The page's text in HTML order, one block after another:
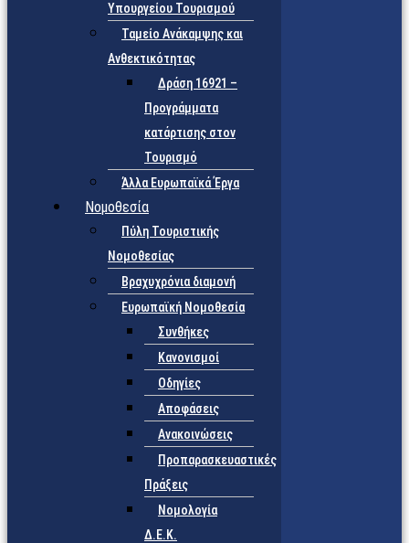
Υπουργείου Τουρισμού
Ταμείο Ανάκαμψης και
Ανθεκτικότητας
Δράση 16921 –
Προγράμματα
κατάρτισης στον
Τουρισμό
Άλλα Ευρωπαϊκά Έργα
Νομοθεσία
Πύλη Τουριστικής
Νομοθεσίας
Βραχυχρόνια διαμονή
Ευρωπαϊκή Νομοθεσία
Συνθήκες
Κανονισμοί
Οδηγίες
Αποφάσεις
Ανακοινώσεις
Προπαρασκευαστικές
Πράξεις
Νομολογία
Δ.Ε.Κ.